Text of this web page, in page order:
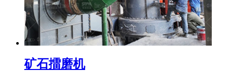
矿石擂磨机